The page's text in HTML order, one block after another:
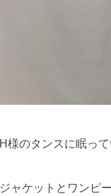
H様のタンスに眠っ
ジャケットとワンピ